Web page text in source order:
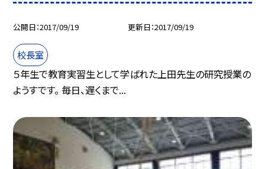
公開日 2017/09/19 更新日 2017/09/19
校長室
５年生で教育実習生として学ばれた上田先生の研究授業の
ようすです。 毎日、遅くまで...